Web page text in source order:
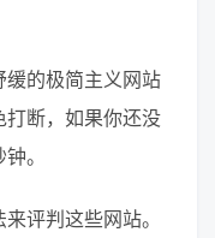
缓的极简主义网站
打断，如果你还没
。
评判这些网站。